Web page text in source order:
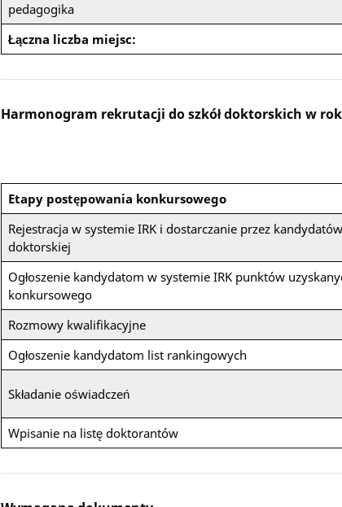
pedagogika
Łączna liczba miejsc:
Harmonogram rekrutacji do szkół doktorskich w
Etapy postępowania konkursowego
Rejestracja w systemie IRK i dostarczanie przez
doktorskiej
Ogłoszenie kandydatom w systemie IRK punktów
konkursowego
Rozmowy kwalifikacyjne
Ogłoszenie kandydatom list rankingowych
Składanie oświadczeń
Wpisanie na listę doktorantów